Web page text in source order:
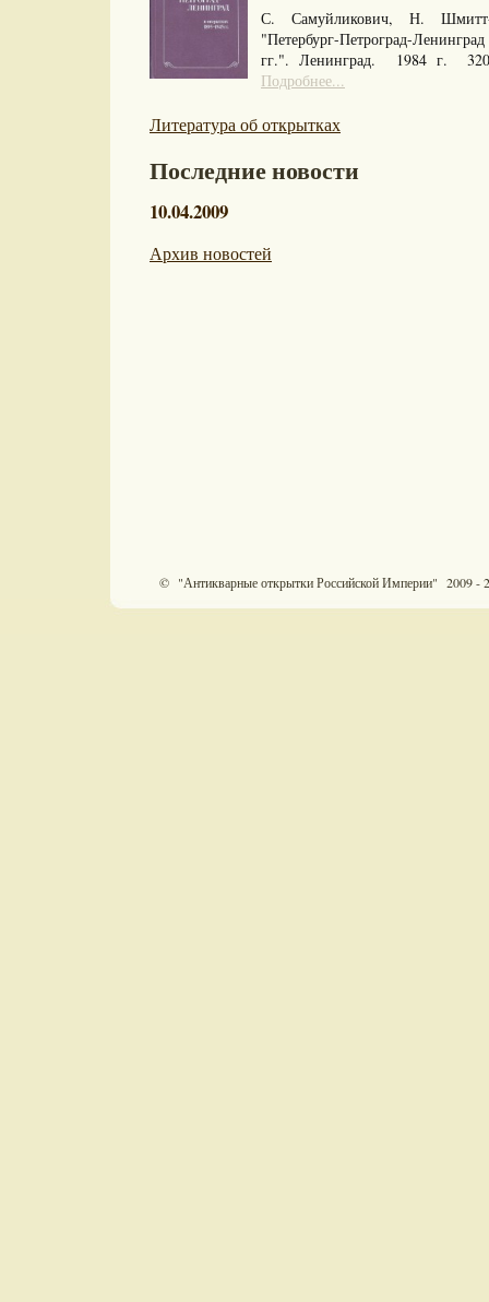
С. Самуйликович, Н.
"Петербург-Петроград-
гг.". Ленинград. 1984 г.
Подробнее...
Литература об открытках
Последние новости
10.04.2009
Архив новостей
© "Антикварные открытки Российской Империи" 2009 -